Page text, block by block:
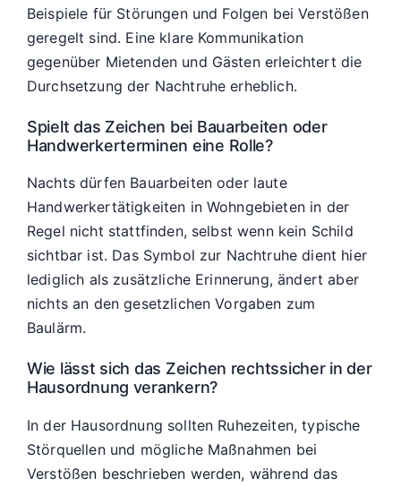
Beispiele für Störungen und Folgen bei Verstößen
geregelt sind. Eine klare Kommunikation
gegenüber Mietenden und Gästen erleichtert die
Durchsetzung der Nachtruhe erheblich.
Spielt das Zeichen bei Bauarbeiten oder
Handwerkerterminen eine Rolle?
Nachts dürfen Bauarbeiten oder laute
Handwerkertätigkeiten in Wohngebieten in der
Regel nicht stattfinden, selbst wenn kein Schild
sichtbar ist. Das Symbol zur Nachtruhe dient hier
lediglich als zusätzliche Erinnerung, ändert aber
nichts an den gesetzlichen Vorgaben zum
Baulärm.
Wie lässt sich das Zeichen rechtssicher in der
Hausordnung verankern?
In der Hausordnung sollten Ruhezeiten, typische
Störquellen und mögliche Maßnahmen bei
Verstößen beschrieben werden, während das